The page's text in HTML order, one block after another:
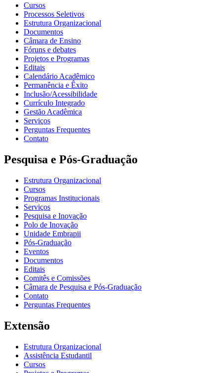
Cursos
Processos Seletivos
Estrutura Organizacional
Documentos
Câmara de Ensino
Fóruns e debates
Projetos e Programas
Editais
Calendário Acadêmico
Permanência e Êxito
Inclusão/Acessibilidade
Currículo Integrado
Gestão Acadêmica
Serviços
Perguntas Frequentes
Contato
Pesquisa e Pós-Graduação
Estrutura Organizacional
Cursos
Programas Institucionais
Serviços
Pesquisa e Inovação
Polo de Inovação
Unidade Embrapii
Pós-Graduação
Eventos
Documentos
Editais
Comitês e Comissões
Câmara de Pesquisa e Pós-Graduação
Contato
Perguntas Frequentes
Extensão
Estrutura Organizacional
Assistência Estudantil
Cursos